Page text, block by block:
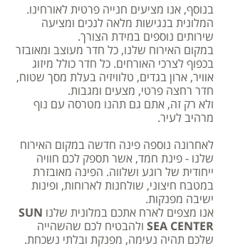
בנוסף, אנו מציעים חנייה פרטית לאורחינו.
המלונית בנגישות מלאה לנכים ומציעה
שירותים נוספים במידת הצורך.
במקום האירוח שלנו, כל חדר מעוצב ומאובזר
בכפוף לצרכי האורחים. כל חדר כולל מיזוג
אוויר, ארון בגדים, טלוויזיה בעלת מסך שטוח,
חדר רחצה פרטי, מצעים ומגבות.
ולא רק זה, אתם גם תהנו מטרסה עם נוף
מרהיב לעיר.
לאחרונה נוספה פינה חדשה במקום האירוח
שלנו - פינת חמד, אשר תספק לכם חוויה
ייחודית של רוגע ושלווה. הפינה מאובזרת
במטבח חיצוני, שולחנות לארוחות, ופינות
ישיבה מפנקות.
אנו מצפים לארח אתכם במלונית שלנו SUN
SEA CENTER ולהבטיח לכם שהשהייה
שלכם תהיה נעימה, מפנקת ובלתי נשכחת.